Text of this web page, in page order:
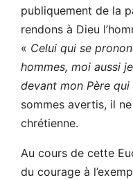
publiquement de la
rendons à Dieu
« Celui qui se
hommes, moi aussi
devant mon Père
sommes avertis, il
chrétienne.
Au cours de cette
du courage à